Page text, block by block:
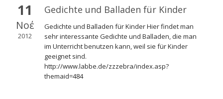
11
Νοέ
2012
Gedichte und Balladen für Kinder
Gedichte und Balladen für Kinder Hier findet man
sehr interessante Gedichte und Balladen, die man
im Unterricht benutzen kann, weil sie für Kinder
geeignet sind.
http://www.labbe.de/zzzebra/index.asp?
themaid=484